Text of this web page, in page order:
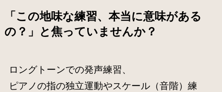
「この地味な練習、本当に意味がある
の？」と焦っていませんか？
ロングトーンでの発声練習、
ピアノの指の独立運動やスケール（音階）練